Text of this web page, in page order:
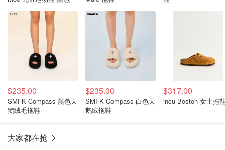
$235.00
SMFK Compass 黑色天
鹅绒毛拖鞋
$235.00
SMFK Compass 白色天
鹅绒拖鞋
$317.00
incu Boston 女士拖
大家都在抢